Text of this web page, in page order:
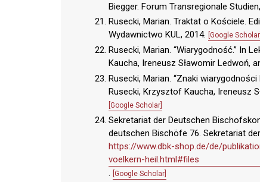
Biegger. Forum Transregionale
Rusecki, Marian. Traktat o Kościele.
Wydawnictwo KUL, 2014. [Google Scholar]
Rusecki, Marian. “Wiarygodność.” In
Kaucha, Ireneusz Sławomir Ledwoń,
Rusecki, Marian. “Znaki
Rusecki, Krzysztof Kaucha, Ireneusz
[Google Scholar]
Sekretariat der Deutschen
deutschen Bischöfe 76. Sekretariat
https://www.dbk-shop.de/de/
voelkern-heil.html#files
[Google Scholar]